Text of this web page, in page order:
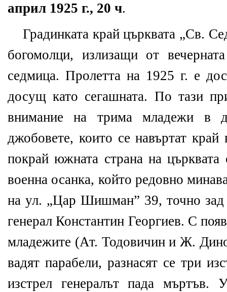
април 1925 г., 20 ч.
Градинката край църквата „Св.
богомолци, излизащи от
седмица. Пролетта на 1925 г. е
досущ като сегашната. По тази
внимание на трима младежи в
джобовете, които се навъртат
покрай южната страна на
военна осанка, който редовно
на ул. „Цар Шишман” 39, точно зад
генерал Константин Георгиев. С
младежите (Ат. Тодовичин и Ж.
вадят парабели, разнасят се три
изстрел генералът пада мъртъв.